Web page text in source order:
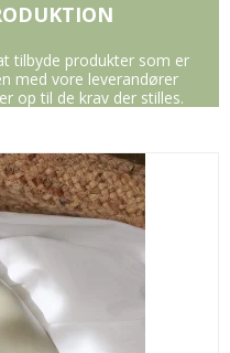
tilbyde produkter som er
med vore leverandører
op til de krav der stilles.